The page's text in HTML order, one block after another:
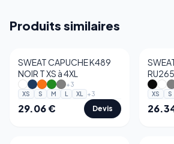
Produits similaires
SWEAT CAPUCHE K489
NOIR T XS à 4XL
+3
XS
S M L XL +3
29.06€ Devis
XS
S